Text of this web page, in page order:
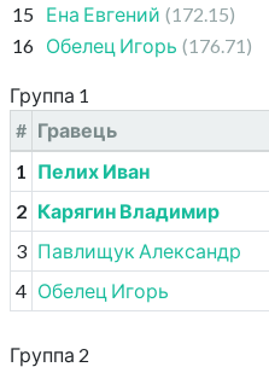
15 Ена Евгений (172.15)
16 Обелец Игорь (176.71)
Группа 1
# Гравець
1
Пелих Иван
2 Карягин Владимир
3 Павлищук Александр
4 Обелец Игорь
Группа 2